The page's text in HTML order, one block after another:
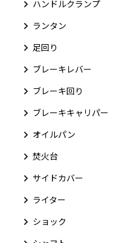
ハンドルクランプ
ランタン
足回り
ブレーキレバー
ブレーキ回り
ブレーキキャリパー
オイルパン
焚火台
サイドカバー
ライター
ショック